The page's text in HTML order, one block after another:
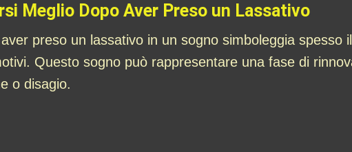
Meglio Dopo Aver Preso un Lassativo
preso un lassativo in un sogno simboleggia spesso
Questo sogno può rappresentare una fase di
o disagio.